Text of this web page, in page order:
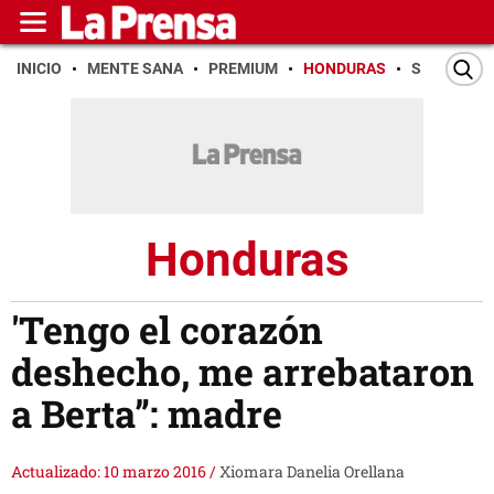
INICIO MENTE SANA PREMIUM HONDURAS SAN PEDRO
Honduras
'Tengo el corazón
deshecho, me arrebataron
a Berta”: madre
Actualizado: 10 marzo 2016/Xiomara Danelia Orellana